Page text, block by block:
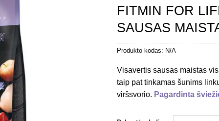
FITMIN FOR
SAUSAS
Produkto kodas: N/A
Visavertis sausas maistas
taip pat tinkamas šunims
viršsvorio. Pagardinta